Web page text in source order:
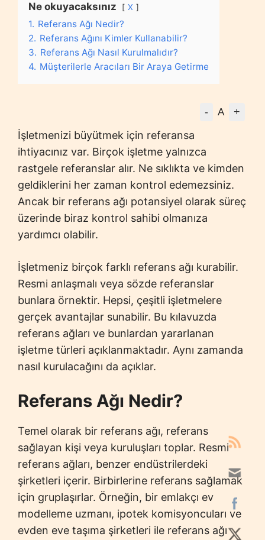
Ne okuyacaksınız X
1. Referans Ağı Nedir?
2. Referans Ağını Kimler Kullanabilir?
3. Referans Ağı Nasıl Kurulmalıdır?
4. Müşterilerle Aracıları Bir Araya Getirme
- A +
İşletmenizi büyütmek için referansa
ihtiyacınız var. Birçok işletme yalnızca
rastgele referanslar alır. Ne sıklıkta ve kimden
geldiklerini her zaman kontrol edemezsiniz.
Ancak bir referans ağı potansiyel olarak süreç
üzerinde biraz kontrol sahibi olmanıza
yardımcı olabilir.
İşletmeniz birçok farklı referans ağı kurabilir.
Resmi anlaşmalı veya sözde referanslar
bunlara örnektir. Hepsi, çeşitli işletmelere
gerçek avantajlar sunabilir. Bu kılavuzda
referans ağları ve bunlardan yararlanan
işletme türleri açıklanmaktadır. Aynı zamanda
nasıl kurulacağını da açıklar.
Referans Ağı Nedir?
Temel olarak bir referans ağı, referans
sağlayan kişi veya kuruluşları toplar. Resmi
referans ağları, benzer endüstrilerdeki
şirketleri içerir. Birbirlerine referans sağlamak
için gruplaşırlar. Örneğin, bir emlakçı ev
modelleme uzmanı, ipotek komisyoncuları ve
evden eve taşıma şirketleri ile referans ağı